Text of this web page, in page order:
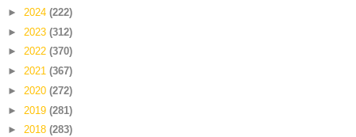
► 2024 (222)
► 2023 (312)
► 2022 (370)
► 2021 (367)
► 2020 (272)
► 2019 (281)
► 2018 (283)